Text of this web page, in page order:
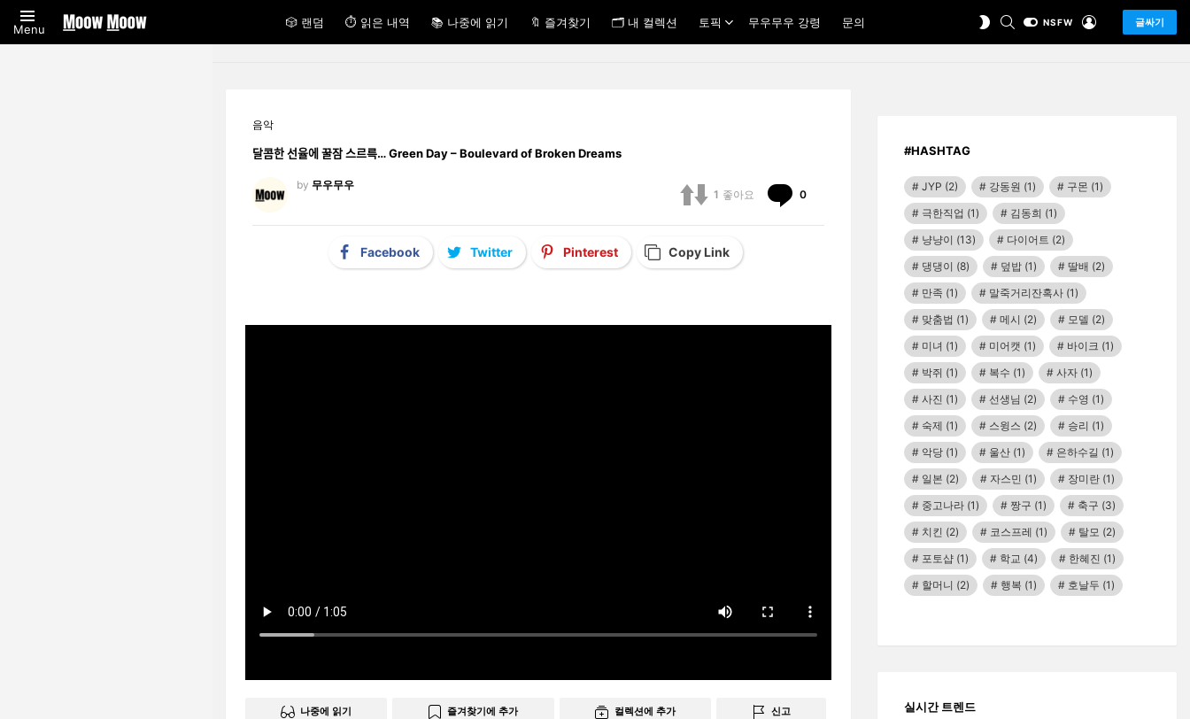
Menu 🎲 랜덤 ⏱ 읽은 내역 📚 나중에 읽기 🔖 즐겨찾기 🗂 내 컬렉션 토픽 무우무우 강령 문의
SWITCHSEARCHNSFW 글싸기
음악
달콤한 선율에 꿀잠 스르륵… Green Day – Boulevard of Broken Dreams
by 무우무우
1 좋아요 0
Facebook Twitter Pinterest Copy Link
나중에 읽기 즐겨찾기에 추가 컬렉션에 추가 신고
#HASHTAG
JYP (2) 강동원 (1) 구몬 (1)
극한직업 (1) 김동희 (1)
냥냥이 (13) 다이어트 (2)
댕댕이 (8) 덮밥 (1) 딸배 (2)
만족 (1) 말죽거리잔혹사 (1)
맞춤법 (1) 메시 (2) 모델 (2)
미녀 (1) 미어캣 (1) 바이크 (1)
박쥐 (1) 복수 (1) 사자 (1)
사진 (1) 선생님 (2) 수영 (1)
숙제 (1) 스윙스 (2) 승리 (1)
악당 (1) 울산 (1) 은하수길 (1)
일본 (2) 자스민 (1) 장미란 (1)
중고나라 (1) 짱구 (1) 축구 (3)
치킨 (2) 코스프레 (1) 탈모 (2)
포토샵 (1) 학교 (4) 한혜진 (1)
할머니 (2) 행복 (1) 호날두 (1)
실시간 트렌드